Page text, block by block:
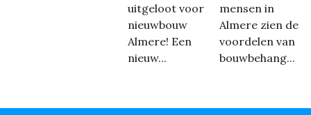
uitgeloot voor
nieuwbouw
Almere! Een
nieuw...
mensen in
Almere zien de
voordelen van
bouwbehang...